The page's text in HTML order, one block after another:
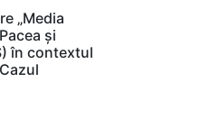
„Media
și
în contextul